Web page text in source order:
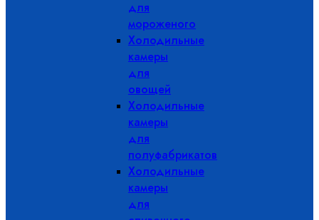
для
мороженого
Холодильные
камеры
для
овощей
Холодильные
камеры
для
полуфабрикатов
Холодильные
камеры
для